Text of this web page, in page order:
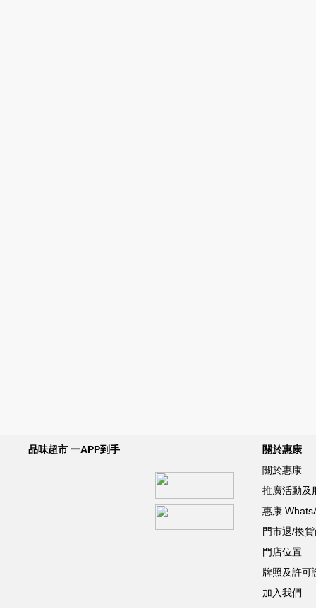
品味超市 一APP到手
關於惠康
關於惠康
推廣活動及
惠康
門市退/換
門店位置
牌照及許可
加入我們